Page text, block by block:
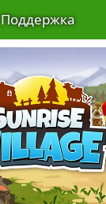
Поддержка